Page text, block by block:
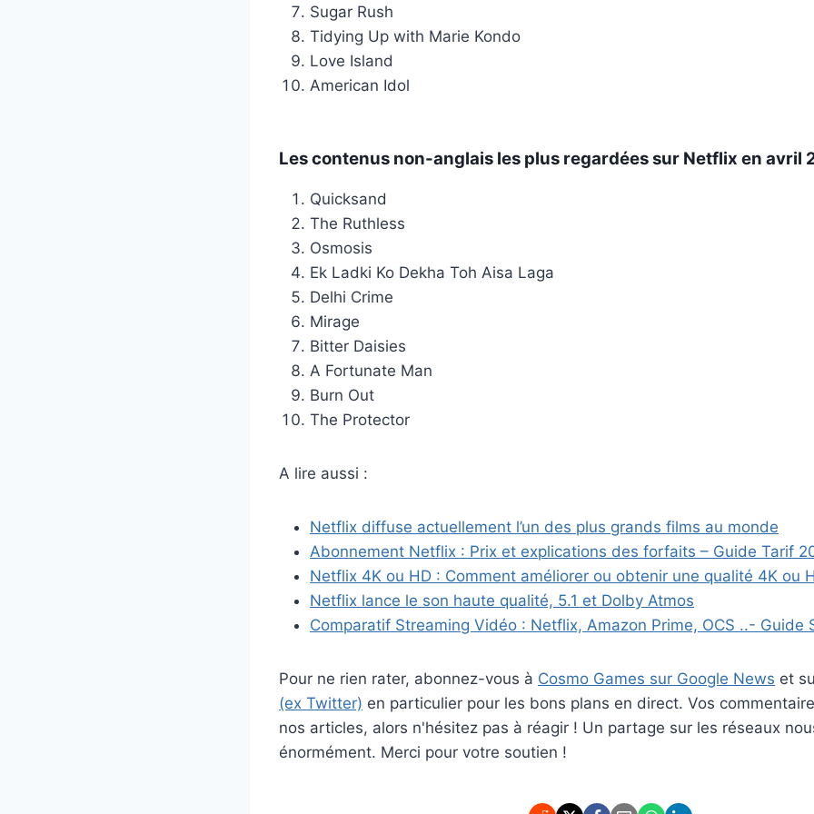
Sugar Rush
Tidying Up with Marie Kondo
Love Island
American Idol
Les contenus non-anglais les plus regardées sur Netflix en avril
Quicksand
The Ruthless
Osmosis
Ek Ladki Ko Dekha Toh Aisa Laga
Delhi Crime
Mirage
Bitter Daisies
A Fortunate Man
Burn Out
The Protector
A lire aussi :
Netflix diffuse actuellement l’un des plus grands films au monde
Abonnement Netflix : Prix et explications des forfaits – Guide Tarif
Netflix 4K ou HD : Comment améliorer ou obtenir une qualité 4K ou
Netflix lance le son haute qualité, 5.1 et Dolby Atmos
Comparatif Streaming Vidéo : Netflix, Amazon Prime, OCS ..- Guide
Pour ne rien rater, abonnez-vous à Cosmo Games sur Google News et
(ex Twitter) en particulier pour les bons plans en direct. Vos
nos articles, alors n'hésitez pas à réagir ! Un partage sur les réseaux
énormément. Merci pour votre soutien !